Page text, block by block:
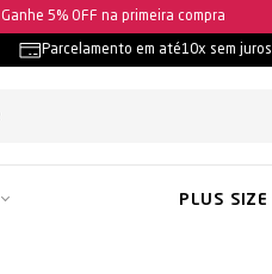
Ganhe 5% OFF na primeira compra
Parcelamento em até10x sem juros
PLUS SIZE